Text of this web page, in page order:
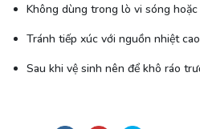
Không dùng trong lò vi sóng
Tránh tiếp xúc với nguồn nhiệt
Sau khi vệ sinh nên để khô ráo